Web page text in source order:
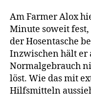
Am Farmer Alox
Minute soweit fest,
der Hosentasche
Inzwischen hält er
Normalgebrauch
löst. Wie das mit
Hilfsmitteln